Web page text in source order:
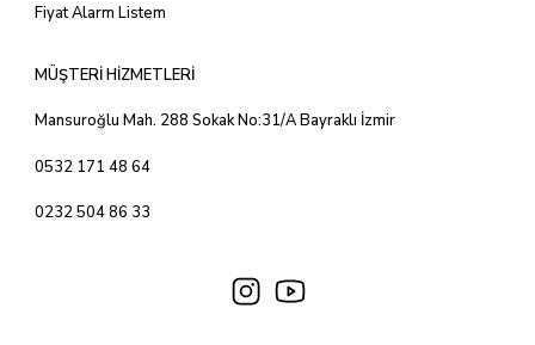
Fiyat Alarm Listem
MÜŞTERİ HİZMETLERİ
Mansuroğlu Mah. 288 Sokak No:31/A Bayraklı İzmir
0532 171 48 64
0232 504 86 33